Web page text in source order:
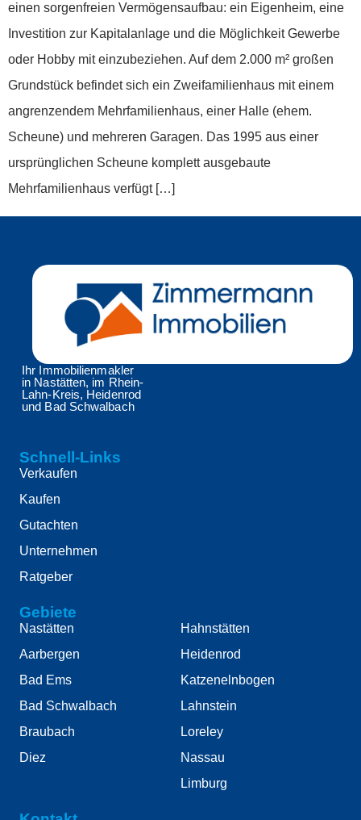
einen sorgenfreien Vermögensaufbau: ein Eigenheim, eine
Investition zur Kapitalanlage und die Möglichkeit Gewerbe
oder Hobby mit einzubeziehen. Auf dem 2.000 m² großen
Grundstück befindet sich ein Zweifamilienhaus mit einem
angrenzendem Mehrfamilienhaus, einer Halle (ehem.
Scheune) und mehreren Garagen. Das 1995 aus einer
ursprünglichen Scheune komplett ausgebaute
Mehrfamilienhaus verfügt […]
Ihr Immobilienmakler
in Nastätten, im Rhein-
Lahn-Kreis, Heidenrod
und Bad Schwalbach
Schnell-Links
Verkaufen
Kaufen
Gutachten
Unternehmen
Ratgeber
Gebiete
Nastätten
Aarbergen
Bad Ems
Bad Schwalbach
Braubach
Diez
Hahnstätten
Heidenrod
Katzenelnbogen
Lahnstein
Loreley
Nassau
Limburg